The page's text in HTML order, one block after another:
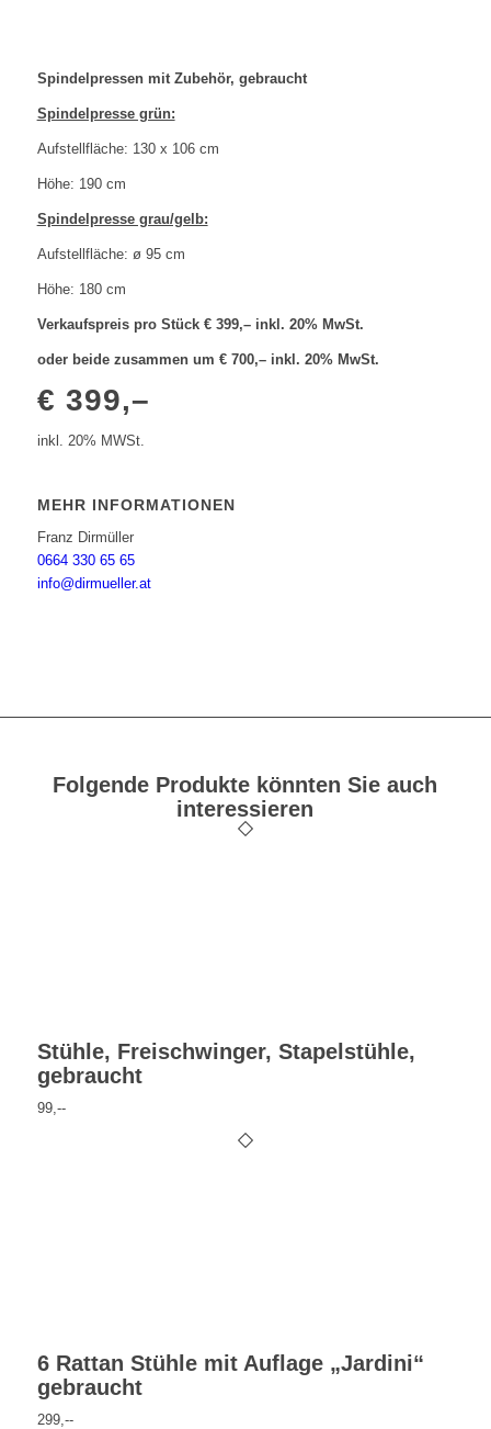
Spindelpressen mit Zubehör, gebraucht
Spindelpresse grün:
Aufstellfläche: 130 x 106 cm
Höhe: 190 cm
Spindelpresse grau/gelb:
Aufstellfläche: ø 95 cm
Höhe: 180 cm
Verkaufspreis pro Stück € 399,– inkl. 20% MwSt.
oder beide zusammen um € 700,– inkl. 20% MwSt.
€ 399,–
inkl. 20% MWSt.
MEHR INFORMATIONEN
Franz Dirmüller
0664 330 65 65
info@dirmueller.at
Folgende Produkte könnten Sie auch
interessieren
Stühle, Freischwinger, Stapelstühle,
gebraucht
99,--
6 Rattan Stühle mit Auflage „Jardini“
gebraucht
299,--